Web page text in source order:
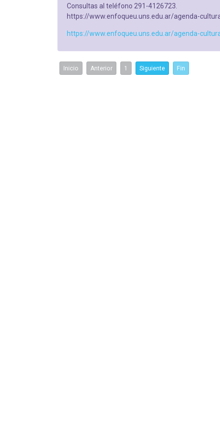
Consultas al teléfono 291-4126723.
https://www.enfoqueu.uns.edu.ar/agenda-
https://www.enfoqueu.uns.edu.ar/agenda-
Inicio Anterior 1 Siguiente Fin